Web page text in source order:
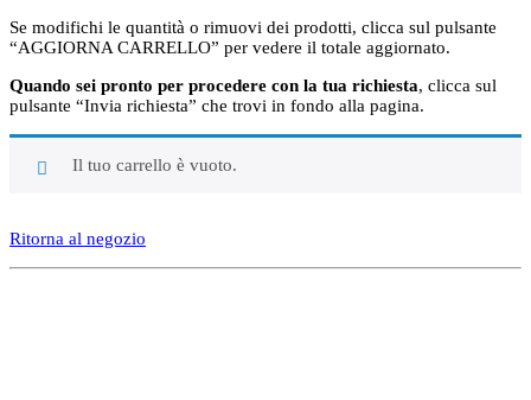
Se modifichi le quantità o rimuovi dei prodotti, clicca sul pulsante
“AGGIORNA CARRELLO” per vedere il totale aggiornato.
Quando sei pronto per procedere con la tua richiesta, clicca sul
pulsante “Invia richiesta” che trovi in fondo alla pagina.
Il tuo carrello è vuoto.
Ritorna al negozio